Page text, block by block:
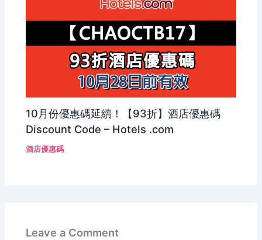
10月份優惠碼延續！【93折】酒店優惠碼
Discount Code – Hotels .com
酒店優惠碼
Leave a Comment